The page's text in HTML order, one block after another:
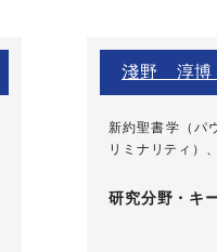
淺野 淳博
新約聖書学（パ
リミナリティ）
研究分野・ キ